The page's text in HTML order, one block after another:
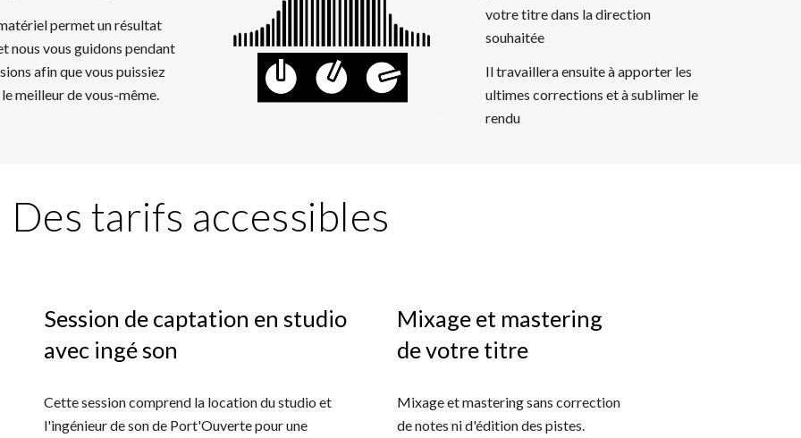
permet unrésultat
nous vous guidons pendant
afin que vous puissiez
meilleur de vous-même.
votre titre dans la direction
souhaitée
Il travaillera ensuite àapporter les
ultimes corrections et àsublimer le
rendu
Des tarifs accessibles
Session de captation en studio
avec ingé son
Cette session comprend la location du studio et
l'ingénieur de son de Port'Ouverte pour une
Mixage et mastering
de votre titre
Mixage et mastering sans correction
de notes ni d'édition des pistes.